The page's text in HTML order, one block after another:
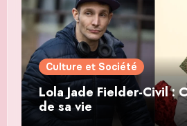
Culture et Société
Lola Jade Fielder-Civil :
de sa vie